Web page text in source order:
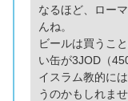
なるほど、ロー
んね。
ビールは買うこ
い缶が3JOD（
イスラム教的に
うのかもしれませ